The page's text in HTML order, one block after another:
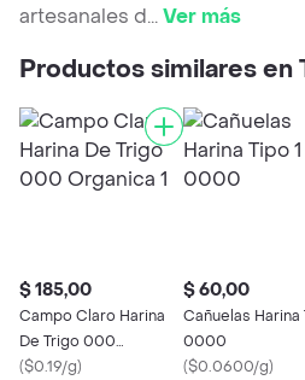
artesanales d...Ver más
Productos similares en
$ 185,00
Campo Claro Harina
De Trigo 000
Organica 1
($0.19/g)
$ 60,00
Cañuelas Harina
0000
($0.0600/g)